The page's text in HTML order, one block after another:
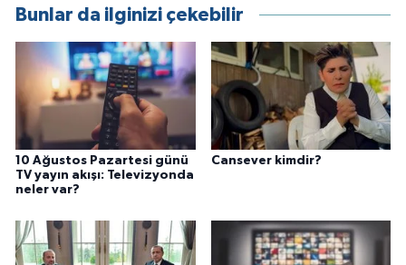
Bunlar da ilginizi çekebilir
10 Ağustos Pazartesi günü
TV yayın akışı: Televizyonda
neler var?
Cansever kimdir?